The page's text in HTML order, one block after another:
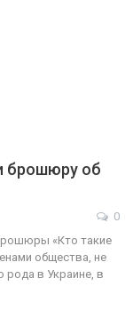
брошюру об
0
«Кто такие
общества, не
рода в Украине, в